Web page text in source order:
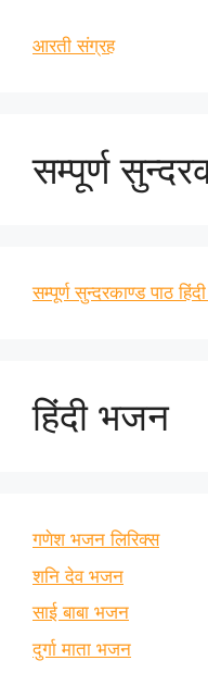
आरती संग्रह
सम्पूर्ण
सम्पूर्ण सुन्दरकाण्ड पाठ
हिंदी भजन
गणेश भजन लिरिक्स
शनि देव भजन
साई बाबा भजन
दुर्गा माता भजन